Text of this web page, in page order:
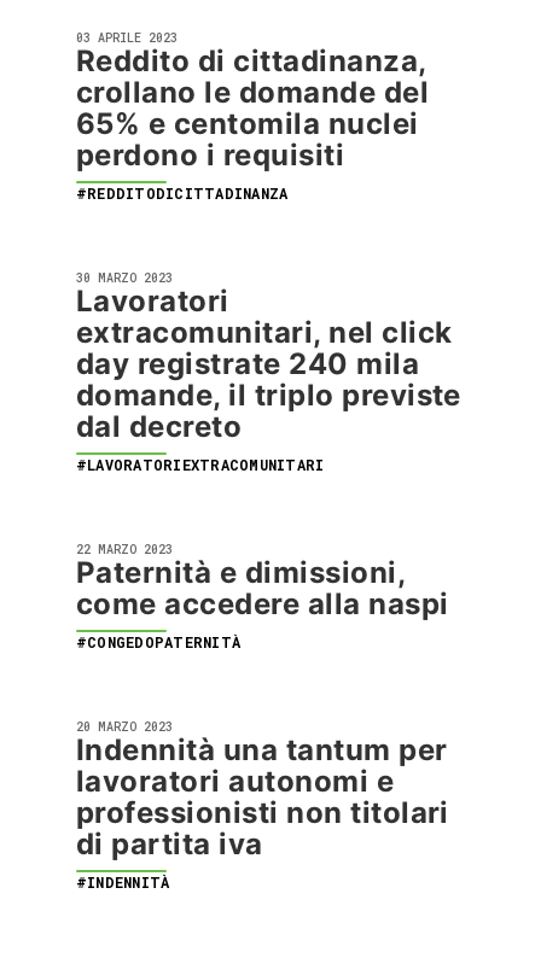
03 APRILE 2023
Reddito di cittadinanza,
crollano le domande del
65% e centomila nuclei
perdono i requisiti
#REDDITODICITTADINANZA
30 MARZO 2023
Lavoratori
extracomunitari, nel click
day registrate 240 mila
domande, il triplo previste
dal decreto
#LAVORATORIEXTRACOMUNITARI
22 MARZO 2023
Paternità e dimissioni,
come accedere alla naspi
#CONGEDOPATERNITÀ
20 MARZO 2023
Indennità una tantum per
lavoratori autonomi e
professionisti non titolari
di partita iva
#INDENNITÀ